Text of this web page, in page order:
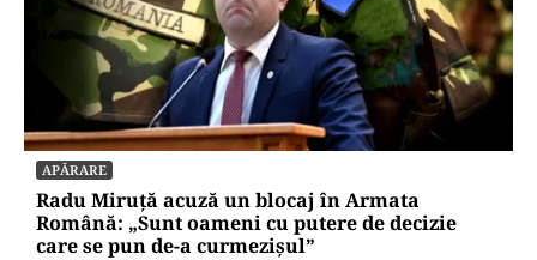
APĂRARE
Radu Miruță acuză un blocaj în Armata
Română: „Sunt oameni cu putere de decizie
care se pun de-a curmezișul”